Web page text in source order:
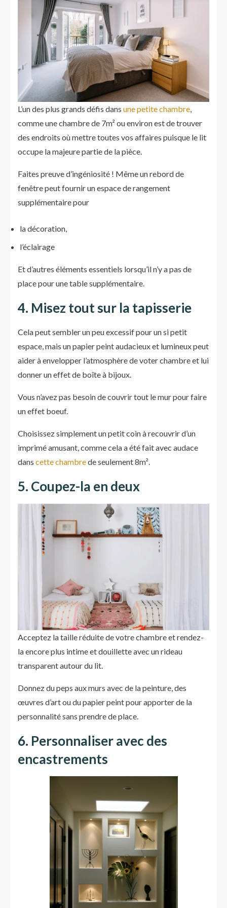
L’un des plus grands défis dans une petite chambre,
comme une chambre de 7m² ou environ est de trouver
des endroits où mettre toutes vos affaires puisque le lit
occupe la majeure partie de la pièce.
Faites preuve d’ingéniosité ! Même un rebord de
fenêtre peut fournir un espace de rangement
supplémentaire pour
la décoration,
l’éclairage
Et d’autres éléments essentiels lorsqu’il n’y a pas de
place pour une table supplémentaire.
4. Misez tout sur la tapisserie
Cela peut sembler un peu excessif pour un si petit
espace, mais un papier peint audacieux et lumineux peut
aider à envelopper l’atmosphère de voter chambre et lui
donner un effet de boîte à bijoux.
Vous n’avez pas besoin de couvrir tout le mur pour faire
un effet boeuf.
Choisissez simplement un petit coin à recouvrir d’un
imprimé amusant, comme cela a été fait avec audace
dans cette chambrede seulement 8m².
5. Coupez-la en deux
Acceptez la taille réduite de votre chambre et rendez-
la encore plus intime et douillette avec un rideau
transparent autour du lit.
Donnez du peps aux murs avec de la peinture, des
œuvres d’art ou du papier peint pour apporter de la
personnalité sans prendre de place.
6. Personnaliser avec des
encastrements